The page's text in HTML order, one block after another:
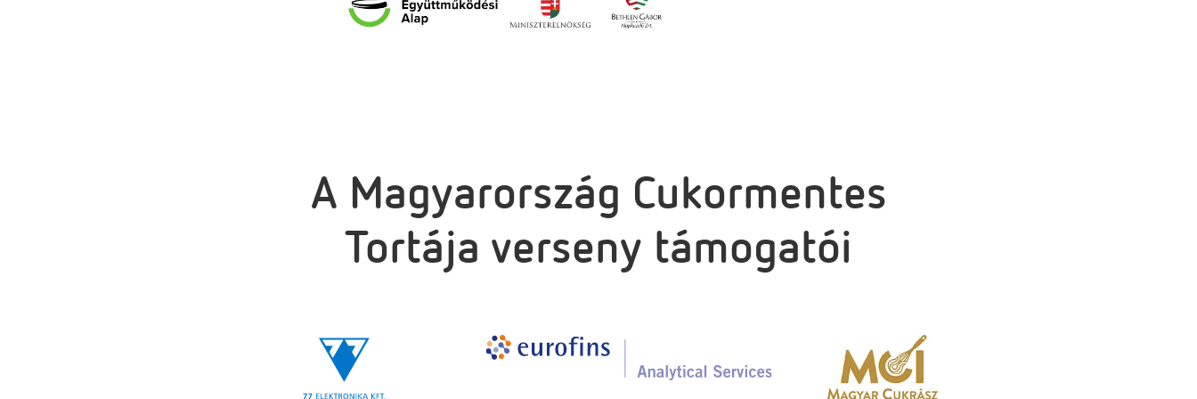
A Magyarország Cukormentes
Tortája verseny támogatói